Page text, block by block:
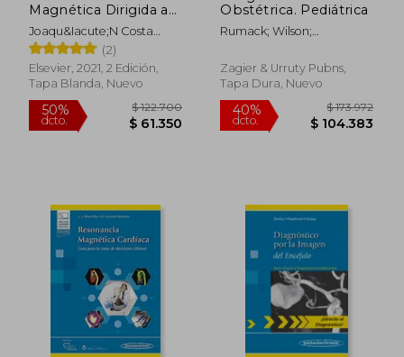
50%
dcto. $ 102.000
50%
dcto.
Magnética Dirigida a
Técnicos Superiores
en Imagen Para el
Diagnóstico
Joaqu&Iacute;N Costa
Subias; Juan Alfonso Soria
Jerez
(2)
Elsevier, 2021, 2 Edición,
Tapa Blanda, Nuevo
Obstétrica. Pediátrica
Rumack; Wilson;
Zagier & Urruty Pubns,
Tapa Dura, Nuevo